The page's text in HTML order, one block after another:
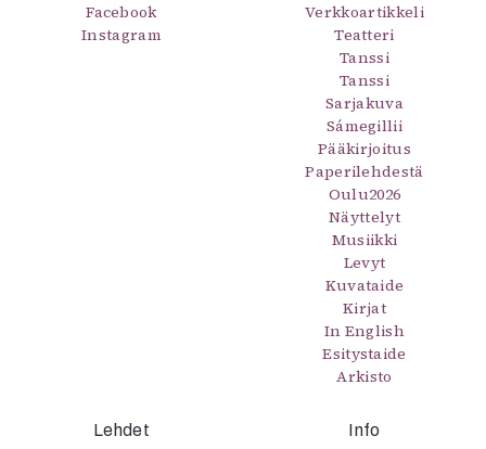
Facebook
Instagram
Verkkoartikkeli
Teatteri
Tanssi
Tanssi
Sarjakuva
Sámegillii
Pääkirjoitus
Paperilehdestä
Oulu2026
Näyttelyt
Musiikki
Levyt
Kuvataide
Kirjat
In English
Esitystaide
Arkisto
Lehdet Info